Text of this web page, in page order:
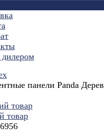
дилером
панели Panda
товар
товар